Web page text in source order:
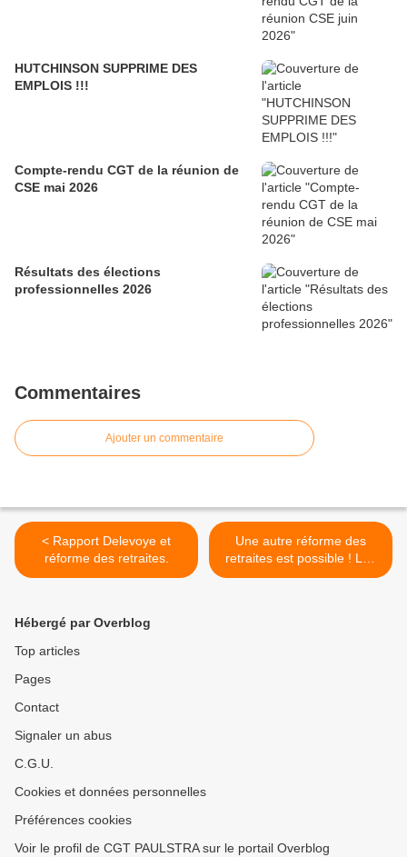
HUTCHINSON SUPPRIME DES
EMPLOIS !!!
Compte-rendu CGT de la réunion de
CSE mai 2026
Résultats des élections
professionnelles 2026
Commentaires
Ajouter un commentaire
< Rapport Delevoye et
réforme des retraites.
Une autre réforme des
retraites est possible ! Les
propositions de la CGT. >
Hébergé par Overblog
Top articles
Pages
Contact
Signaler un abus
C.G.U.
Cookies et données personnelles
Préférences cookies
Voir le profil de CGT PAULSTRA sur le portail Overblog